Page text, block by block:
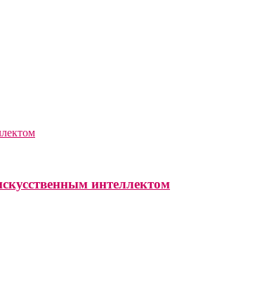
интеллектом